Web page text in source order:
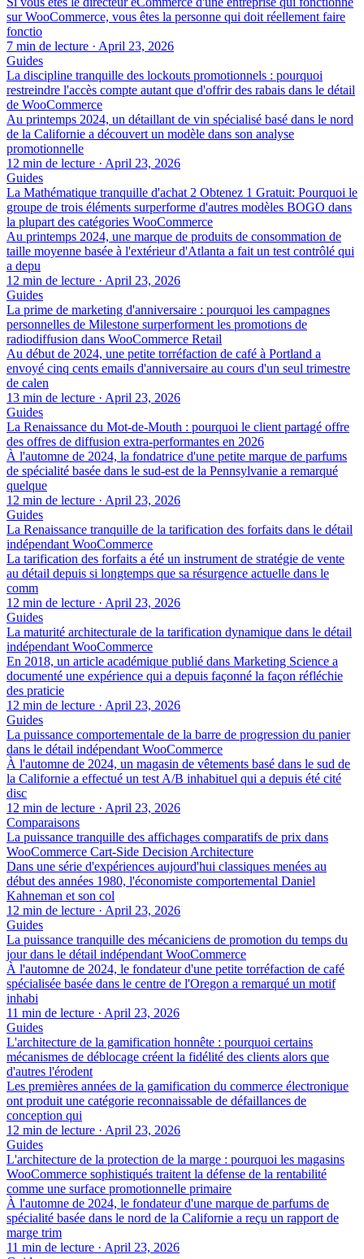
sur WooCommerce, vous êtes la personne qui doit réellement faire
fonctio
7 min de lecture · April 23, 2026
Guides
La discipline tranquille des lockouts promotionnels : pourquoi
restreindre l'accès compte autant que d'offrir des rabais dans le détail
de WooCommerce
Au printemps 2024, un détaillant de vin spécialisé basé dans le nord
de la Californie a découvert un modèle dans son analyse
promotionnelle
12 min de lecture · April 23, 2026
Guides
La Mathématique tranquille d'achat 2 Obtenez 1 Gratuit: Pourquoi le
groupe de trois éléments surperforme d'autres modèles BOGO dans
la plupart des catégories WooCommerce
Au printemps 2024, une marque de produits de consommation de
taille moyenne basée à l'extérieur d'Atlanta a fait un test contrôlé qui
a depu
12 min de lecture · April 23, 2026
Guides
La prime de marketing d'anniversaire : pourquoi les campagnes
personnelles de Milestone surperforment les promotions de
radiodiffusion dans WooCommerce Retail
Au début de 2024, une petite torréfaction de café à Portland a
envoyé cinq cents emails d'anniversaire au cours d'un seul trimestre
de calen
13 min de lecture · April 23, 2026
Guides
La Renaissance du Mot-de-Mouth : pourquoi le client partagé offre
des offres de diffusion extra-performantes en 2026
À l'automne de 2024, la fondatrice d'une petite marque de parfums
de spécialité basée dans le sud-est de la Pennsylvanie a remarqué
quelque
12 min de lecture · April 23, 2026
Guides
La Renaissance tranquille de la tarification des forfaits dans le détail
indépendant WooCommerce
La tarification des forfaits a été un instrument de stratégie de vente
au détail depuis si longtemps que sa résurgence actuelle dans le
comm
12 min de lecture · April 23, 2026
Guides
La maturité architecturale de la tarification dynamique dans le détail
indépendant WooCommerce
En 2018, un article académique publié dans Marketing Science a
documenté une expérience qui a depuis façonné la façon réfléchie
des praticie
12 min de lecture · April 23, 2026
Guides
La puissance comportementale de la barre de progression du panier
dans le détail indépendant WooCommerce
À l'automne de 2024, un magasin de vêtements basé dans le sud de
la Californie a effectué un test A/B inhabituel qui a depuis été cité
disc
12 min de lecture · April 23, 2026
Comparaisons
La puissance tranquille des affichages comparatifs de prix dans
WooCommerce Cart-Side Decision Architecture
Dans une série d'expériences aujourd'hui classiques menées au
début des années 1980, l'économiste comportemental Daniel
Kahneman et son col
12 min de lecture · April 23, 2026
Guides
La puissance tranquille des mécaniciens de promotion du temps du
jour dans le détail indépendant WooCommerce
À l'automne de 2024, le fondateur d'une petite torréfaction de café
spécialisée basée dans le centre de l'Oregon a remarqué un motif
inhabi
11 min de lecture · April 23, 2026
Guides
L'architecture de la gamification honnête : pourquoi certains
mécanismes de déblocage créent la fidélité des clients alors que
d'autres l'érodent
Les premières années de la gamification du commerce électronique
ont produit une catégorie reconnaissable de défaillances de
conception qui
12 min de lecture · April 23, 2026
Guides
L'architecture de la protection de la marge : pourquoi les magasins
WooCommerce sophistiqués traitent la défense de la rentabilité
comme une surface promotionnelle primaire
À l'automne de 2024, le fondateur d'une marque de parfums de
spécialité basée dans le nord de la Californie a reçu un rapport de
marge trim
11 min de lecture · April 23, 2026